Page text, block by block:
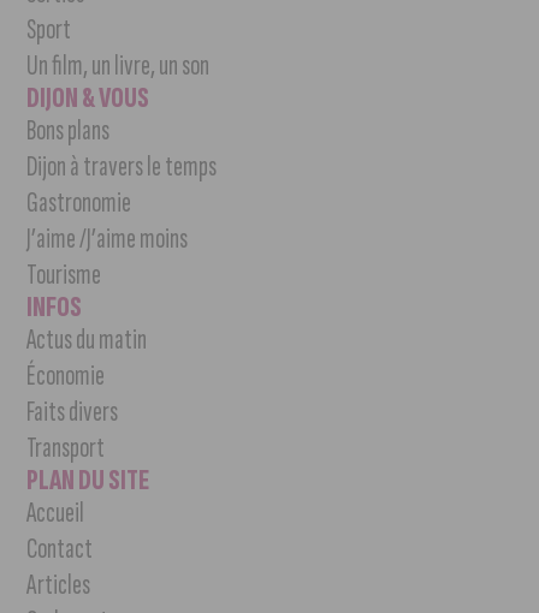
Sport
Un film, un livre, un son
DIJON & VOUS
Bons plans
Dijon à travers le temps
Gastronomie
J’aime /J’aime moins
Tourisme
INFOS
Actus du matin
Économie
Faits divers
Transport
PLAN DU SITE
Accueil
Contact
Articles